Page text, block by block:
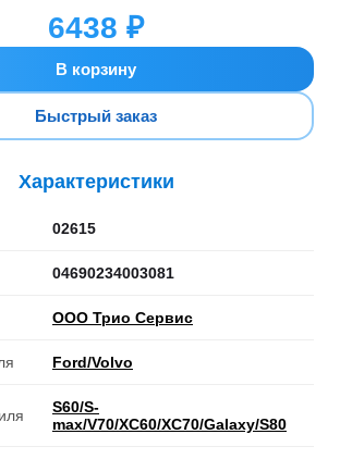
6438 ₽
В корзину
Быстрый заказ
Характеристики
02615
04690234003081
ООО Трио Сервис
Ford/Volvo
S60/S-
max/V70/XC60/XC70/Galaxy/S80